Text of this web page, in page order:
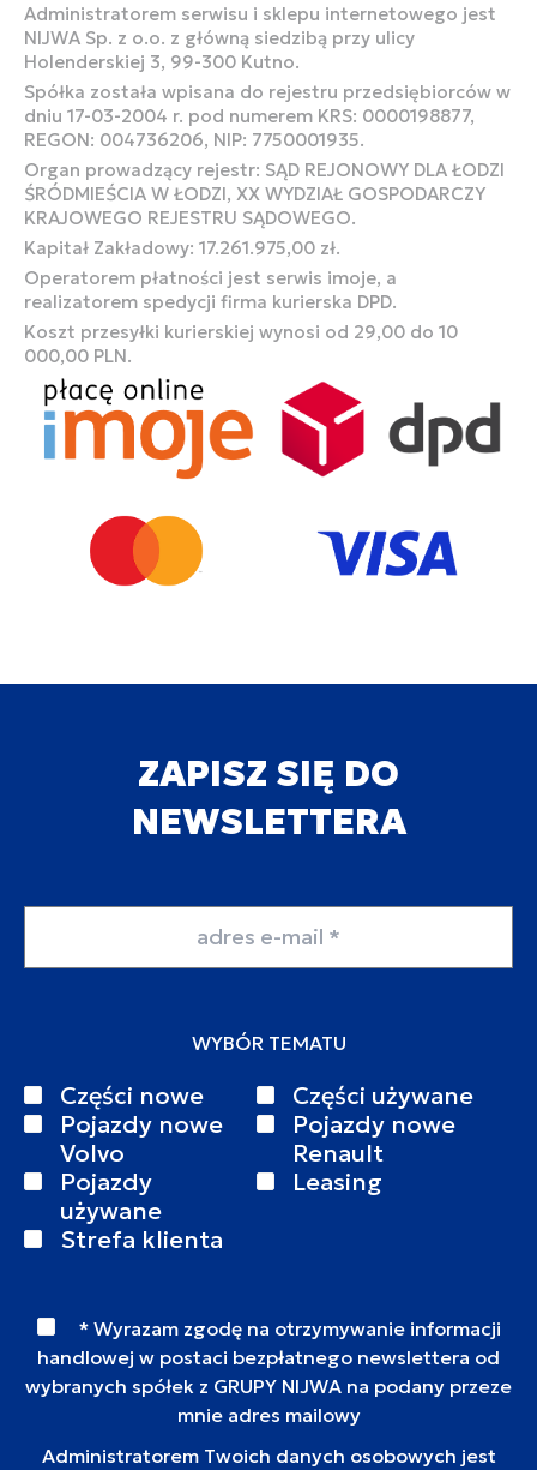
Administratorem serwisu i sklepu internetowego jest
NIJWA Sp. z o.o. z główną siedzibą przy ulicy
Holenderskiej 3, 99-300 Kutno.
Spółka została wpisana do rejestru przedsiębiorców w
dniu 17-03-2004 r. pod numerem KRS: 0000198877,
REGON: 004736206, NIP: 7750001935.
Organ prowadzący rejestr: SĄD REJONOWY DLA ŁODZI
ŚRÓDMIEŚCIA W ŁODZI, XX WYDZIAŁ GOSPODARCZY
KRAJOWEGO REJESTRU SĄDOWEGO.
Kapitał Zakładowy: 17.261.975,00 zł.
Operatorem płatności jest serwis imoje, a
realizatorem spedycji firma kurierska DPD.
Koszt przesyłki kurierskiej wynosi od 29,00 do 10
000,00 PLN.
ZAPISZ SIĘ DO
NEWSLETTERA
WYBÓR TEMATU
Części nowe
Części używane
Pojazdy nowe
Volvo
Pojazdy nowe
Renault
Pojazdy
używane
Leasing
Strefa klienta
* Wyrazam zgodę na otrzymywanie informacji
handlowej w postaci bezpłatnego newslettera od
wybranych spółek z GRUPY NIJWA na podany przeze
mnie adres mailowy
Administratorem Twoich danych osobowych jest